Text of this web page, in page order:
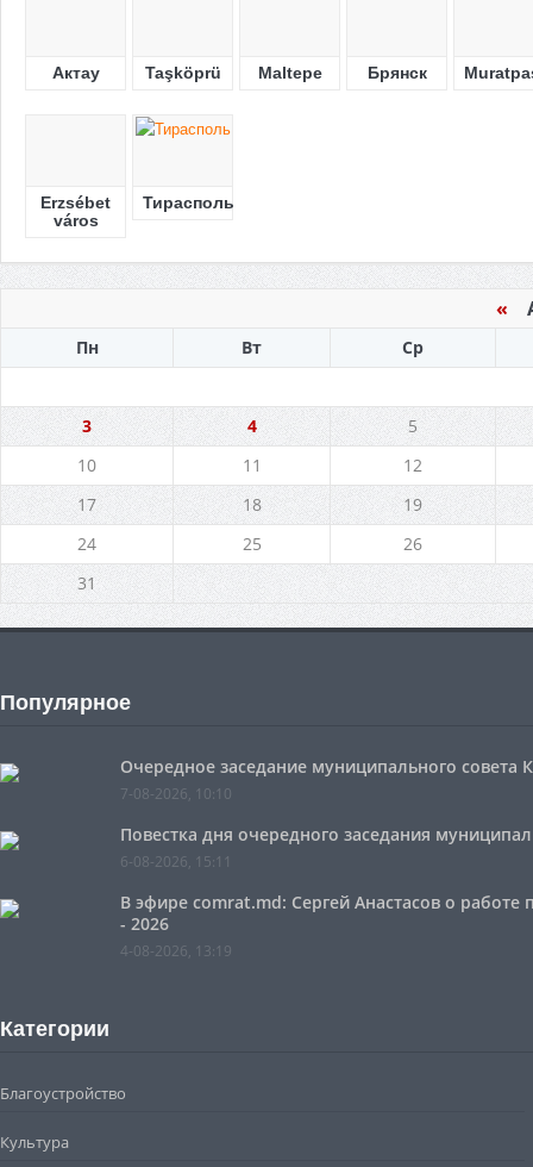
Актау Taşköprü Maltepe Брянск
Erzsébet
város
Тирасполь
«
Пн Вт Ср
3 4
5
10
11
12
17
18
19
24
25
26
31
Популярное
Очередное заседание муниципального совета
7-08-2026, 10:10
Повестка дня очередного заседания
6-08-2026, 15:11
В эфире comrat.md: Сергей Анастасов о
- 2026
4-08-2026, 13:19
Категории
Благоустройство
Культура